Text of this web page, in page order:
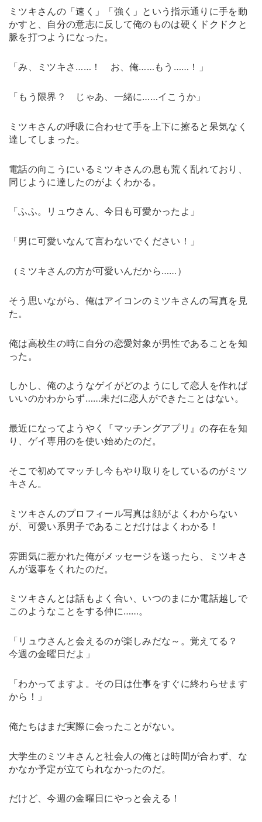
ミツキさんの「速く」「強く」という指示通りに手を動
かすと、自分の意志に反して俺のものは硬くドクドクと
脈を打つようになった。
「み、ミツキさ……！ お、俺……もう……！」
「もう限界？ じゃあ、一緒に……イこうか」
ミツキさんの呼吸に合わせて手を上下に擦ると呆気なく
達してしまった。
電話の向こうにいるミツキさんの息も荒く乱れており、
同じように達したのがよくわかる。
「ふふ。リュウさん、今日も可愛かったよ」
「男に可愛いなんて言わないでください！」
（ミツキさんの方が可愛いんだから……）
そう思いながら、俺はアイコンのミツキさんの写真を見
た。
俺は高校生の時に自分の恋愛対象が男性であることを知
った。
しかし、俺のようなゲイがどのようにして恋人を作れば
いいのかわからず……未だに恋人ができたことはない。
最近になってようやく『マッチングアプリ』の存在を知
り、ゲイ専用のを使い始めたのだ。
そこで初めてマッチし今もやり取りをしているのがミツ
キさん。
ミツキさんのプロフィール写真は顔がよくわからない
が、可愛い系男子であることだけはよくわかる！
雰囲気に惹かれた俺がメッセージを送ったら、ミツキさ
んが返事をくれたのだ。
ミツキさんとは話もよく合い、いつのまにか電話越しで
このようなことをする仲に……。
「リュウさんと会えるのが楽しみだな～。覚えてる？
今週の金曜日だよ」
「わかってますよ。その日は仕事をすぐに終わらせます
から！」
俺たちはまだ実際に会ったことがない。
大学生のミツキさんと社会人の俺とは時間が合わず、な
かなか予定が立てられなかったのだ。
だけど、今週の金曜日にやっと会える！